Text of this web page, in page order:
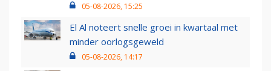
05-08-2026, 15:25
El Al noteert snelle groei in kwartaal met
minder oorlogsgeweld
05-08-2026, 14:17